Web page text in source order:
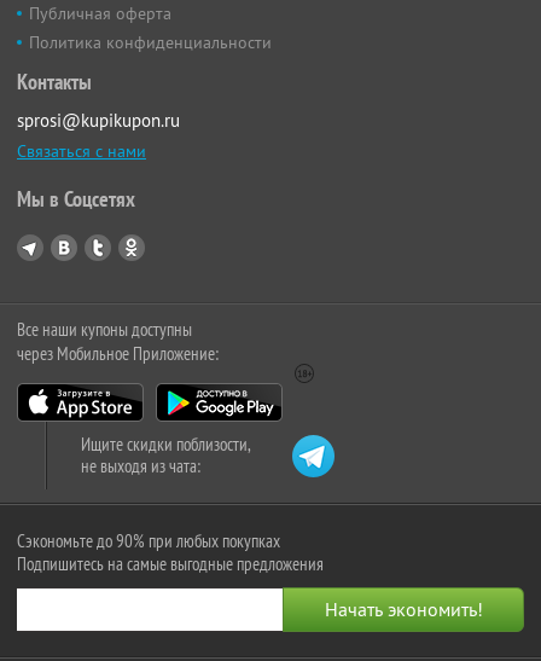
Публичная оферта
Политика конфиденциальности
Контакты
sprosi@kupikupon.ru
Связаться с нами
Мы в Соцсетях
Все наши купоны доступны
через Мобильное Приложение:
Ищите скидки поблизости,
не выходя из чата:
Сэкономьте до 90% при любых покупках
Подпишитесь на самые выгодные предложения